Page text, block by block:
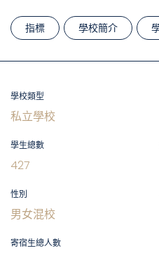
指標 學校簡介
學校類型
私立學校
學生總數
427
性別
男女混校
寄宿生總人數